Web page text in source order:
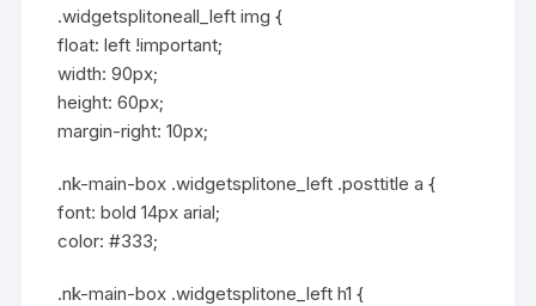
.widgetsplitoneall_left img {
float: left !important;
width: 90px;
height: 60px;
margin-right: 10px;
.nk-main-box .widgetsplitone_left .posttitle a {
font: bold 14px arial;
color: #333;
.nk-main-box .widgetsplitone_left h1 {